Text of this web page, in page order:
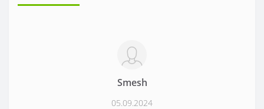
Smesh
05.09.2024